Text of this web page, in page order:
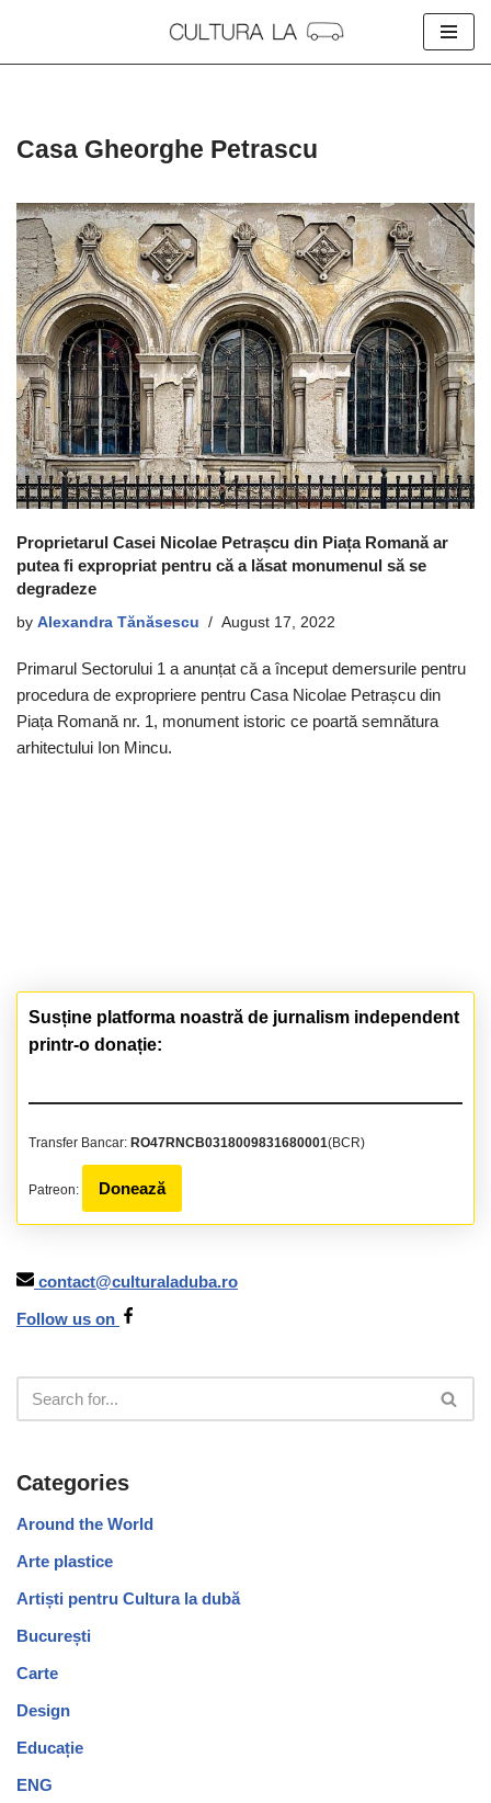
Casa Gheorghe Petrascu
Proprietarul Casei Nicolae Petrașcu din Piața Romană ar
putea fi expropriat pentru că a lăsat monumenul să se
degradeze
by Alexandra Tănăsescu August 17, 2022
Primarul Sectorului 1 a anunțat că a început demersurile pentru
procedura de expropriere pentru Casa Nicolae Petrașcu din
Piața Romană nr. 1, monument istoric ce poartă semnătura
arhitectului Ion Mincu.
Susține platforma noastră de jurnalism independent
printr-o donație:
Transfer Bancar: RO47RNCB0318009831680001(BCR)
Patreon: Donează
contact@culturaladuba.ro
Follow us on
Categories
Around the World
Arte plastice
Artiști pentru Cultura la dubă
București
Carte
Design
Educație
ENG